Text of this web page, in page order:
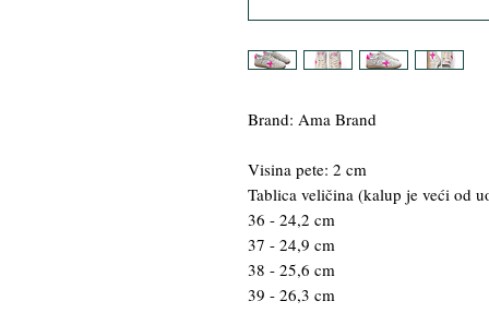
Brand: Ama Brand
Visina pete: 2 cm
Tablica veličina (kalup je veći od
36 - 24,2 cm
37 - 24,9 cm
38 - 25,6 cm
39 - 26,3 cm